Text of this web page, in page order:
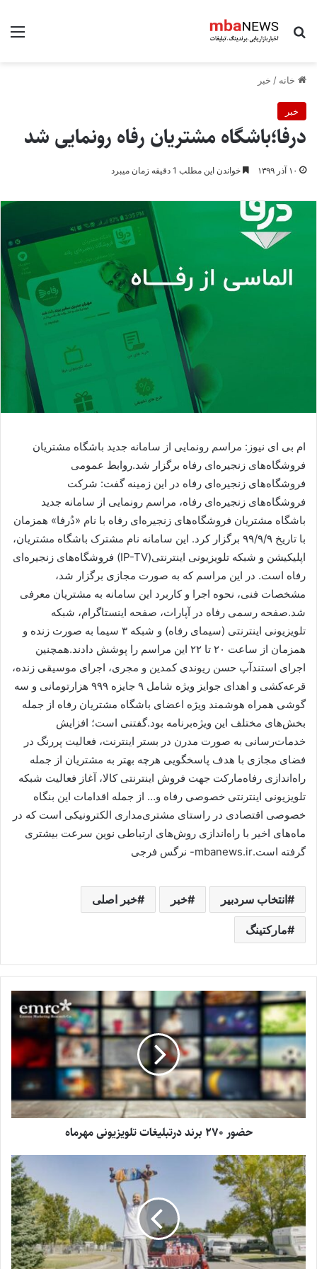
جستجو برای
خانه / خبر
خبر
درفا؛باشگاه مشتریان رفاه رونمایی شد
۱۰ آذر ۱۳۹۹ خواندن این مطلب 1 دقیقه زمان میبرد
ام بی ای نیوز: مراسم رونمایی از سامانه جدید باشگاه مشتریان
فروشگاه‌های زنجیره‌ای رفاه برگزار شد.روابط عمومی
فروشگاه‌های زنجیره‌ای رفاه در این زمینه گفت: شرکت
فروشگاه‌های زنجیره‌ای رفاه، مراسم رونمایی از سامانه جدید
باشگاه مشتریان فروشگاه‌های زنجیره‌ای رفاه با نام «دُرفا» همزمان
با تاریخ ۹۹/۹/۹ برگزار کرد. این سامانه نام مشترک باشگاه مشتریان،
اپلیکیشن و شبکه تلویزیونی اینترنتی(IP-TV) فروشگاه‌های زنجیره‌ای
رفاه است. در این مراسم که به صورت مجازی برگزار شد،
مشخصات فنی، نحوه اجرا و کاربرد این سامانه به مشتریان معرفی
شد.صفحه رسمی رفاه در آپارات، صفحه اینستاگرام، شبکه
تلویزیونی اینترنتی (سیمای رفاه) و شبکه ۳ سیما به صورت زنده و
همزمان از ساعت ۲۰ تا ۲۲ این مراسم را پوشش دادند.همچنین
اجرای استندآپ حسن ریوندی کمدین و مجری، اجرای موسیقی زنده،
قرعه‌کشی و اهدای جوایز ویژه شامل ۹ جایزه ۹۹۹ هزارتومانی و سه
گوشی همراه هوشمند ویژه اعضای باشگاه مشتریان رفاه از جمله
بخش‌های مختلف این ویژه‌برنامه بود.گفتنی است؛ افزایش
خدمات‌رسانی به صورت مدرن در بستر اینترنت، فعالیت پررنگ در
فضای مجازی با هدف پاسخگویی هرچه بهتر به مشتریان از جمله
راه‌اندازی رفاه‌مارکت جهت فروش اینترنتی کالا، آغاز فعالیت شبکه
تلویزیونی اینترنتی خصوصی رفاه و… از جمله اقدامات این بنگاه
خصوصی اقتصادی در راستای مشتری‌مداری الکترونیکی است که در
ماه‌های اخیر با راه‌اندازی روش‌های ارتباطی نوین سرعت بیشتری
گرفته است.mbanews.ir- نرگس فرجی
انتخاب سردبیر خبر خبر اصلی
مارکتینگ
حضور ۲۷۰ برند درتبلیغات تلویزیونی مهرماه